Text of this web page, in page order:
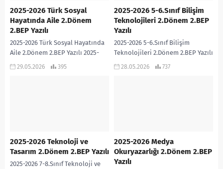
2025-2026 Türk Sosyal
Hayatında Aile 2.Dönem
2.BEP Yazılı
2025-2026 Türk Sosyal Hayatında
Aile 2.Dönem 2.BEP Yazılı 2025-
2026 Türk Sosyal Hayatında Aile
29.05.2026 395
2025-2026 5-6.Sınıf Bilişim
Teknolojileri 2.Dönem 2.BEP
Yazılı
2025-2026 5-6.Sınıf Bilişim
Teknolojileri 2.Dönem 2.BEP Yazılı
2025-2026 5-6.Sınıf Bilişim
28.05.2026 737
2025-2026 Teknoloji ve
Tasarım 2.Dönem 2.BEP Yazılı
2025-2026 7-8.Sınıf Teknoloji ve
2025-2026 Medya
Okuryazarlığı 2.Dönem 2.BEP
Yazılı